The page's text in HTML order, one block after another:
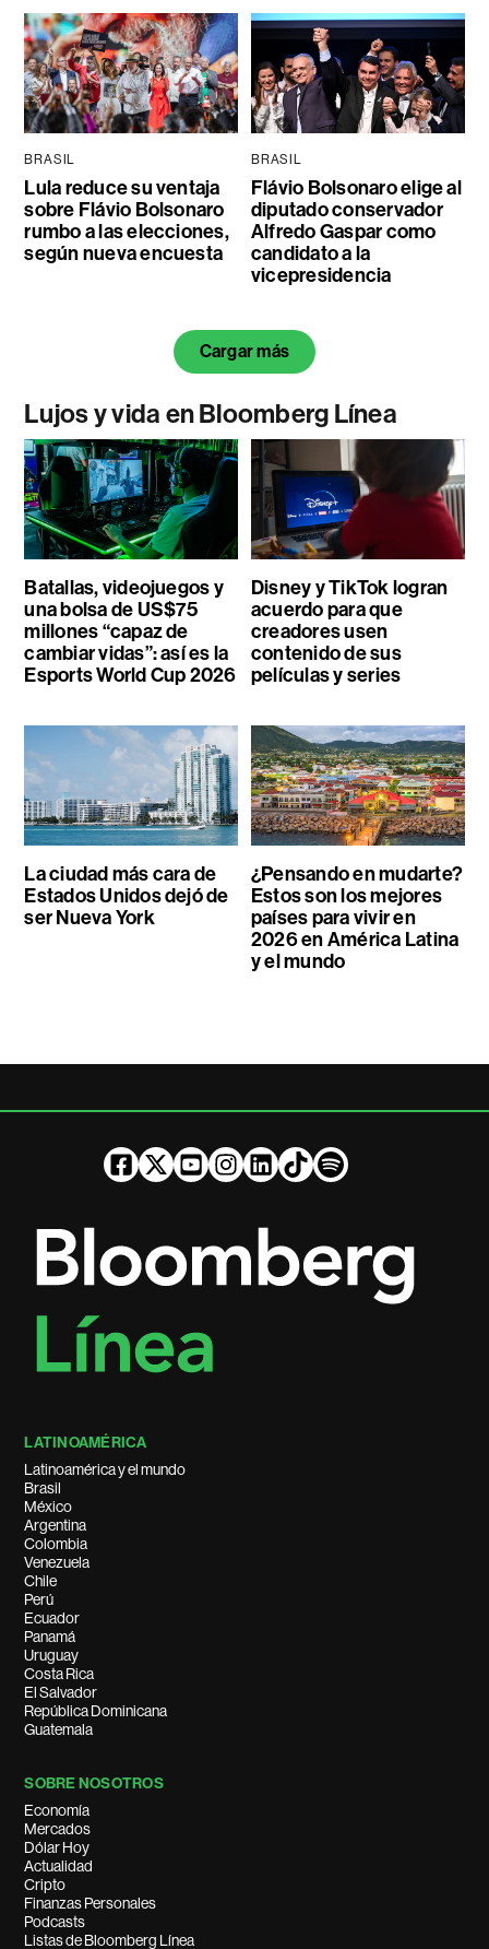
BRASIL
Lula reduce su ventaja
sobre Flávio Bolsonaro
rumbo a las elecciones,
según nueva encuesta
BRASIL
Flávio Bolsonaro elige al
diputado conservador
Alfredo Gaspar como
candidato a la
vicepresidencia
Cargar más
Lujos y vida en Bloomberg Línea
Batallas, videojuegos y
una bolsa de US$75
millones “capaz de
cambiar vidas”: así es la
Esports World Cup 2026
Disney y TikTok logran
acuerdo para que
creadores usen
contenido de sus
películas y series
La ciudad más cara de
Estados Unidos dejó de
ser Nueva York
¿Pensando en mudarte?
Estos son los mejores
países para vivir en
2026 en América Latina
y el mundo
LATINOAMÉRICA
Latinoamérica y el mundo
Brasil
México
Argentina
Colombia
Venezuela
Chile
Perú
Ecuador
Panamá
Uruguay
Costa Rica
El Salvador
República Dominicana
Guatemala
SOBRE NOSOTROS
Economía
Mercados
Dólar Hoy
Actualidad
Cripto
Finanzas Personales
Podcasts
Listas de Bloomberg Línea